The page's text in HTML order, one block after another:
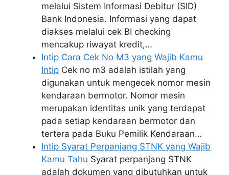
melalui Sistem Informasi Debitur (SID)
Bank Indonesia. Informasi yang dapat
diakses melalui cek BI checking
mencakup riwayat kredit,…
Intip Cara Cek No M3 yang Wajib Kamu
Intip Cek no m3 adalah istilah yang
digunakan untuk mengecek nomor mesin
kendaraan bermotor. Nomor mesin
merupakan identitas unik yang terdapat
pada setiap kendaraan bermotor dan
tertera pada Buku Pemilik Kendaraan…
Intip Syarat Perpanjang STNK yang Wajib
Kamu Tahu Syarat perpanjang STNK
adalah dokumen yang dibutuhkan untuk